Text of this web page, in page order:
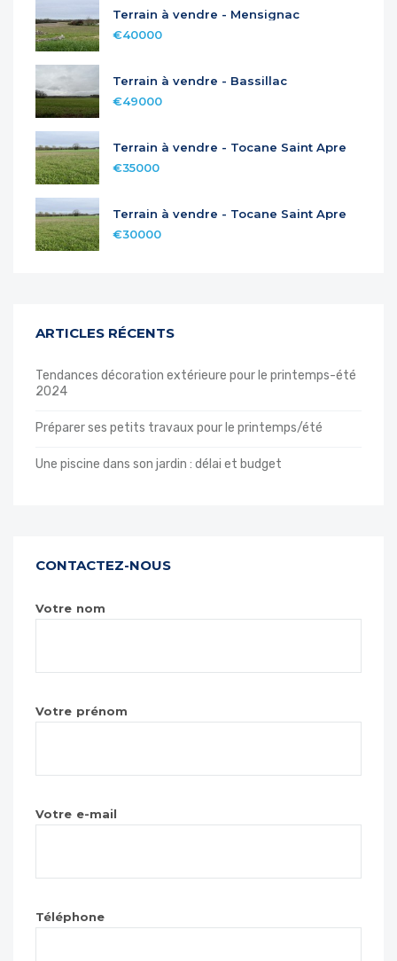
Terrain à vendre - Mensignac
€40000
Terrain à vendre - Bassillac
€49000
Terrain à vendre - Tocane Saint Apre
€35000
Terrain à vendre - Tocane Saint Apre
€30000
ARTICLES RÉCENTS
Tendances décoration extérieure pour le printemps-été
2024
Préparer ses petits travaux pour le printemps/été
Une piscine dans son jardin : délai et budget
CONTACTEZ-NOUS
Votre nom
Votre prénom
Votre e-mail
Téléphone